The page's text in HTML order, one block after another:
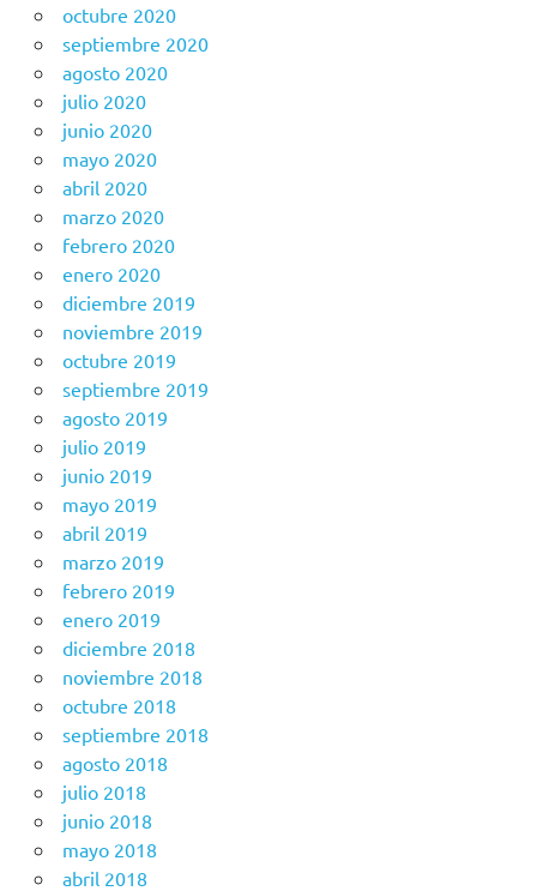
octubre 2020
septiembre 2020
agosto 2020
julio 2020
junio 2020
mayo 2020
abril 2020
marzo 2020
febrero 2020
enero 2020
diciembre 2019
noviembre 2019
octubre 2019
septiembre 2019
agosto 2019
julio 2019
junio 2019
mayo 2019
abril 2019
marzo 2019
febrero 2019
enero 2019
diciembre 2018
noviembre 2018
octubre 2018
septiembre 2018
agosto 2018
julio 2018
junio 2018
mayo 2018
abril 2018